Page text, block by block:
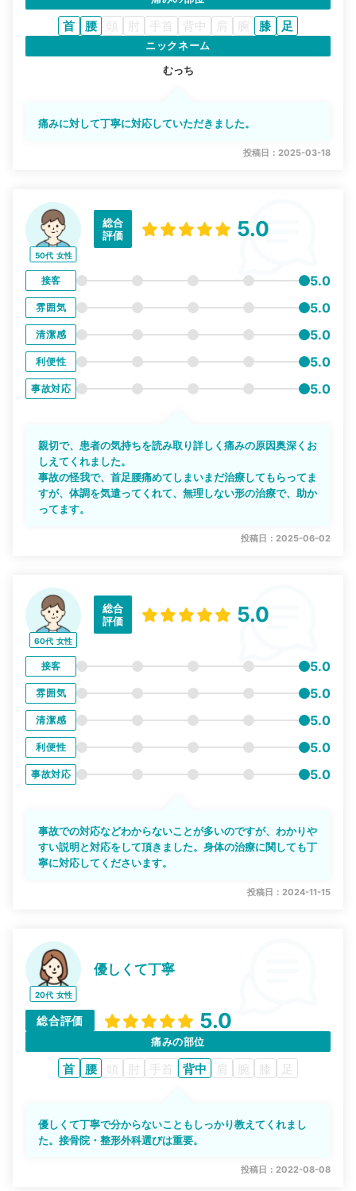
首 腰 頭 肘 手首 背中 肩 腕 膝 足
ニックネーム
むっち
痛みに対して丁寧に対応していただきました。
投稿日：2025-03-18
50代 女性
総合
評価
5.0
接客 5.0
雰囲気 5.0
清潔感 5.0
利便性 5.0
事故対応 5.0
親切で、患者の気持ちを読み取り詳しく痛みの原因奥深くお
しえてくれました。
事故の怪我で、首足腰痛めてしまいまだ治療してもらってま
すが、体調を気遣ってくれて、無理しない形の治療で、助か
ってます。
投稿日：2025-06-02
60代 女性
総合
評価
5.0
接客 5.0
雰囲気 5.0
清潔感 5.0
利便性 5.0
事故対応 5.0
事故での対応などわからないことが多いのですが、わかりや
すい説明と対応をして頂きました。身体の治療に関しても丁
寧に対応してくださいます。
投稿日：2024-11-15
20代 女性
優しくて丁寧
総合評価 5.0
痛みの部位
首 腰 頭 肘 手首 背中 肩 腕 膝 足
優しくて丁寧で分からないこともしっかり教えてくれまし
た。接骨院・整形外科選びは重要。
投稿日：2022-08-08